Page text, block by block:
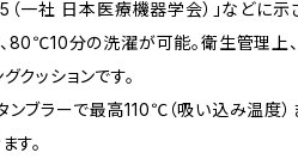
（一社 日本医療機器学会）」などに示
80℃10分の洗濯が可能。衛生管理上、
クッションです。
ブラーで最高110℃（吸い込み温度）
す。